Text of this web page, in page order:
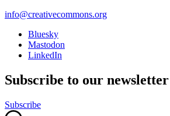
info@creativecommons.org
Bluesky
Mastodon
LinkedIn
Subscribe to our newsletter
Subscribe